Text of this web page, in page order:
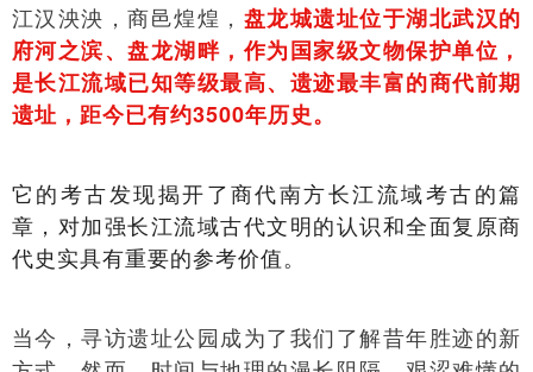
江汉泱泱，商邑煌煌， 盘龙城遗址位于湖北武汉的
府河之滨、盘龙湖畔，作为国家级文物保护单位，
是长江流域已知等级最高、遗迹最丰富的商代前期
遗址，距今已有约3500年历史。
它的考古发现揭开了商代南方长江流域考古的篇
章，对加强长江流域古代文明的认识和全面复原商
代史实具有重要的参考价值。
当今，寻访遗址公园成为了我们了解昔年胜迹的新